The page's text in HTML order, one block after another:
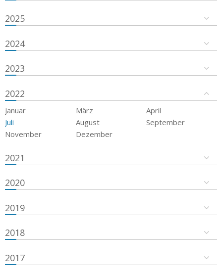
2025
2024
2023
2022
Januar März
April
Juli
August
September
November
Dezember
2021
2020
2019
2018
2017